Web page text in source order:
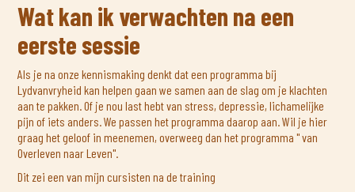
Wat kan ik verwachten na een
eerste sessie
Als je na onze kennismaking denkt dat een programma bij
Lydvanvryheid kan helpen gaan we samen aan de slag om je klachten
aan te pakken. Of je nou last hebt van stress, depressie, lichamelijke
pijn of iets anders. We passen het programma daarop aan. Wil je hier
graag het geloof in meenemen, overweeg dan het programma " van
Overleven naar Leven".
Dit zei een van mijn cursisten na de training